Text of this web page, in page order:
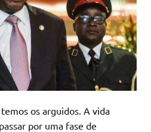
os arguidos. A vida
por uma fase de